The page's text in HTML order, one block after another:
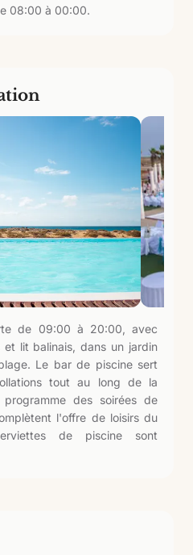
08:00 à 00:00.
de 09:00 à 20:00, avec
et lit balinais, dans un jardin
Le bar de piscine sert
tout au long de la
des soirées de
l'offre de loisirs du
de piscine sont